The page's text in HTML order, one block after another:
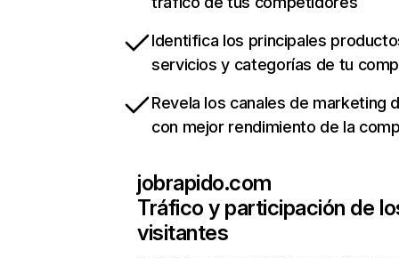
Identifica los principales
servicios y categorías de tu
Revela los canales de marketing
con mejor rendimiento de la
jobrapido.com
Tráfico y participación de
visitantes